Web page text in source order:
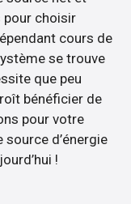
pour choisir
cours de
se trouve
que peu
bénéficier de
pour votre
d’énergie
!